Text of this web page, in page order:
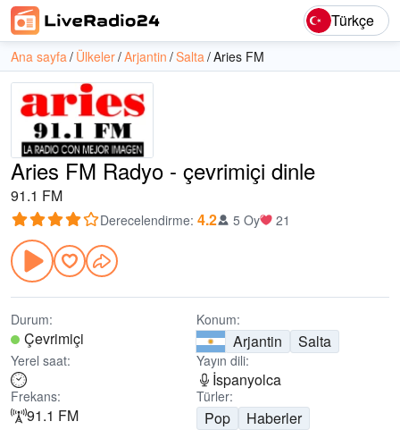
Türkçe
Ana sayfa Ülkeler Arjantin Salta Aries FM
Aries FM Radyo - çevrimiçi dinle
91.1 FM
Derecelendirme: 4.2 5 Oy 21
Durum:
Çevrimiçi
Konum:
Arjantin Salta
Yerel saat: Yayın dili:
İspanyolca
Frekans:
91.1 FM
Türler:
Pop
Haberler